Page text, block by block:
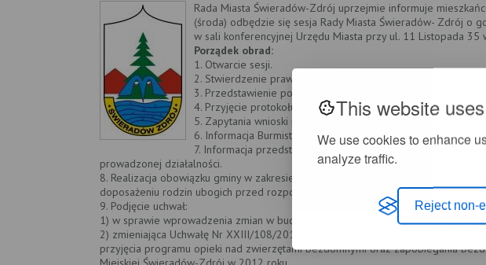
This website
We use cookies to enhance
analyze traffic.
Reject non-
Rada Miasta Świeradów-Zdrój uprzejmie informuje
(środa) odbędzie się sesja Rady Miasta Świeradów- Zdrój o
w sali konferencyjnej Urzędu Miasta przy ul. 11 Listopada 35
Porządek obrad:
1. Otwarcie sesji.
2. Stwierdzenie prawomocności obrad.
3. Przedstawienie porządku obrad.
4. Przyjęcie protokołu z sesji Rady Miasta z dnia: 27.06.2012 r.
5. Zapytania wnioski i interpelacje.
6. Informacja Burmistrza o działaniach Burmistrza między
7. Informacja przedstawicieli organizacji pozarządowych
prowadzonej działalności.
8. Realizacja obowiązku gminy w zakresie Pomocy Społecznej ze szczególnym
doposażeniu rodzin ubogich przed rozpoczęciem roku szkolnego.
9. Podjęcie uchwał:
1) w sprawie wprowadzenia zmian w budżecie Gminy Miejskiej Świeradów-Zdrój
2) zmieniająca Uchwałę Nr XXIII/108/2012 Rady Miasta Świeradów-Zdrój z dnia
przyjęcia programu opieki nad zwierzętami bezdomnymi oraz zapobiegania